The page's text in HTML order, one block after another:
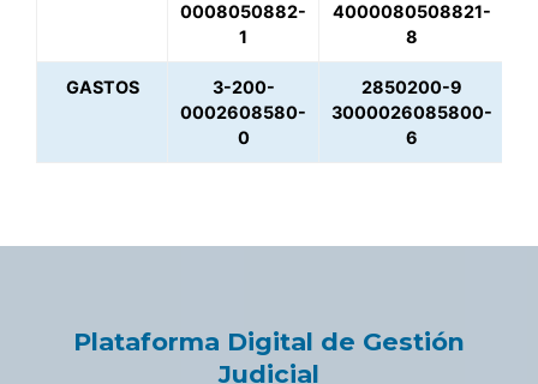
0008050882-
1
4000080508821-
8
GASTOS
3-200-
0002608580-
0
2850200-9
3000026085800-
6
Plataforma Digital de Gestión
Judicial